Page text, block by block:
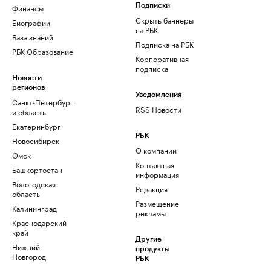
Финансы
Биографии
База знаний
РБК Образование
Новости
регионов
Санкт-Петербург
и область
Екатеринбург
Новосибирск
Омск
Башкортостан
Вологодская
область
Калининград
Краснодарский
край
Нижний
Новгород
Подписки
Скрыть баннеры
на РБК
Подписка на РБК
Корпоративная
подписка
Уведомления
RSS Новости
РБК
О компании
Контактная
информация
Редакция
Размещение
рекламы
Другие
продукты
РБК